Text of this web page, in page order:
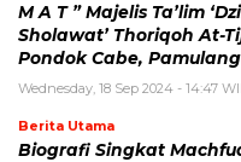
M A T ” Majelis Ta’lim
Sholawat’ Thoriqoh At-
Pondok Cabe,
Wednesday, 18 Sep 2024 - 14:47
Berita Utama
Biografi Singkat